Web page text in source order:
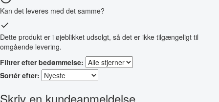
Kan det leveres med det samme?
Dette produkt er i øjeblikket udsolgt, så det er ikke tilgængeligt til
omgående levering.
Filtrer efter bedømmelse:
Sortér efter:
Skriv en kundeanmeldelse